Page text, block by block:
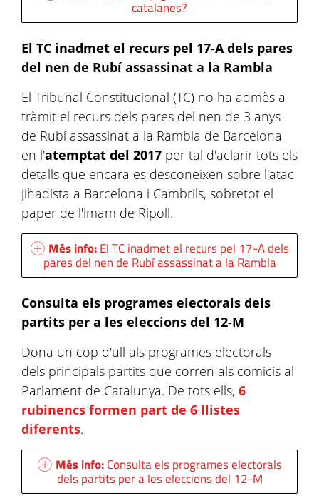
catalanes?
El TC inadmet el recurs pel 17-A dels pares
del nen de Rubí assassinat a la Rambla
El Tribunal Constitucional (TC) no ha admès a
tràmit el recurs dels pares del nen de 3 anys
de Rubí assassinat a la Rambla de Barcelona
en l'atemptat del 2017 per tal d'aclarir tots els
detalls que encara es desconeixen sobre l'atac
jihadista a Barcelona i Cambrils, sobretot el
paper de l'imam de Ripoll.
Més info:El TC inadmet el recurs pel 17-A dels
pares del nen de Rubí assassinat a la Rambla
Consulta els programes electorals dels
partits per a les eleccions del 12-M
Dona un cop d'ull als programes electorals
dels principals partits que corren als comicis al
Parlament de Catalunya. De tots ells, 6
rubinencs formen part de 6 llistes
diferents.
Més info:Consulta els programes electorals
dels partits per a les eleccions del 12-M